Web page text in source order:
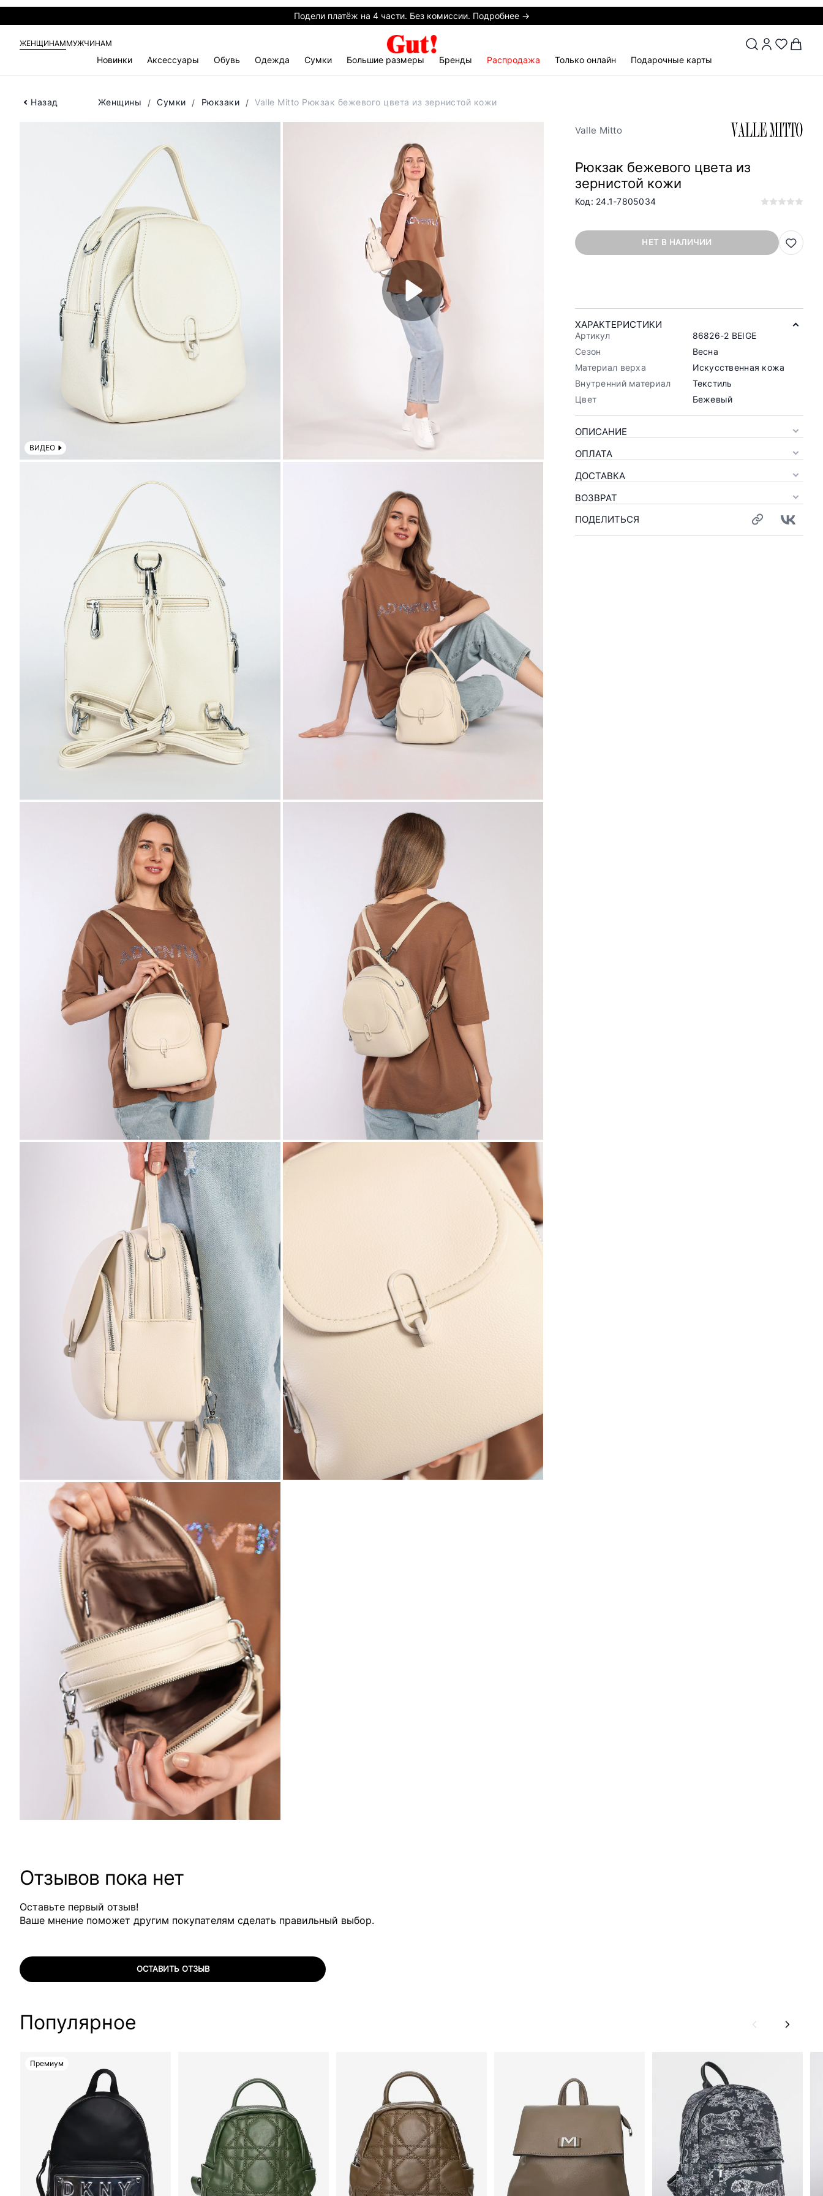
Подели платёж на 4 части. Без комиссии. Подробнее →
ЖЕНЩИНАММУЖЧИНАМ
Новинки Аксессуары Обувь Одежда Сумки Большие размеры Бренды Распродажа Только онлайн Подарочные карты
Назад Женщины Сумки Рюкзаки Valle Mitto Рюкзак бежевого цвета из зернистой кожи
ВИДЕО
Valle Mitto
Рюкзак бежевого цвета из
зернистой кожи
Код: 24.1-7805034
НЕТ В НАЛИЧИИ
ХАРАКТЕРИСТИКИ
Артикул
86826-2 BEIGE
Сезон
Весна
Материал верха
Искусственная кожа
Внутренний материал
Текстиль
Цвет
Бежевый
ОПИСАНИЕ
ОПЛАТА
ДОСТАВКА
ВОЗВРАТ
ПОДЕЛИТЬСЯ
Отзывов пока нет
Оставьте первый отзыв!
Ваше мнение поможет другим покупателям сделать правильный выбор.
ОСТАВИТЬ ОТЗЫВ
Популярное
Премиум